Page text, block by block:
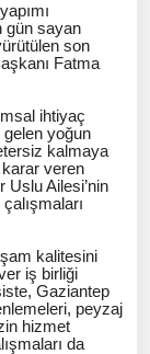
gün sayan
son
Fatma
ihtiyaç
gelen yoğun
kalmaya
karar veren
Uslu Ailesi’nin
kalitesini
iş birliği
Gaziantep
peyzaj
hizmet
da